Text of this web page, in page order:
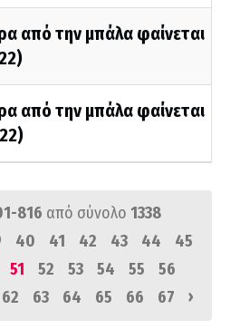
από την μπάλα φαίνεται
από την μπάλα φαίνεται
816 από σύνολο 1338
40 41 42 43 44
45
51 52 53 54 55
56
62 63 64 65 66 67 ›